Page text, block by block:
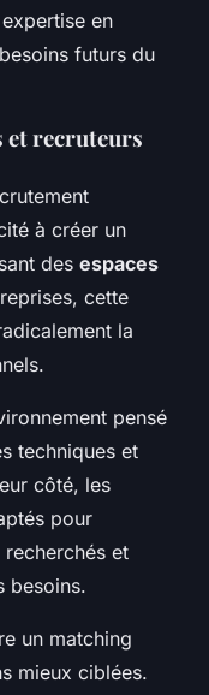
en
futurs du
et recruteurs
à créer un
des espaces
cette
la
pensé
techniques et
côté, les
pour
et
besoins.
un matching
mieux ciblées.